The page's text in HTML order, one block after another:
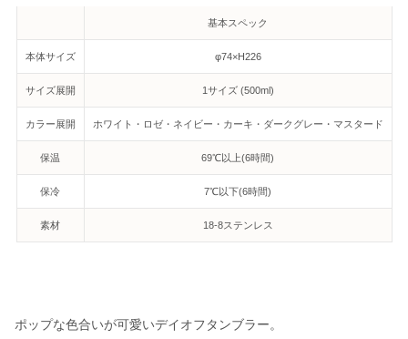
基本スペック
本体サイズ φ74×H226
サイズ展開 1サイズ (500ml)
カラー展開 ホワイト・ロゼ・ネイビー・カーキ・ダークグレー・マスタード
保温 69℃以上(6時間)
保冷 7℃以下(6時間)
素材 18-8ステンレス
ポップな色合いが可愛いデイオフタンブラー。